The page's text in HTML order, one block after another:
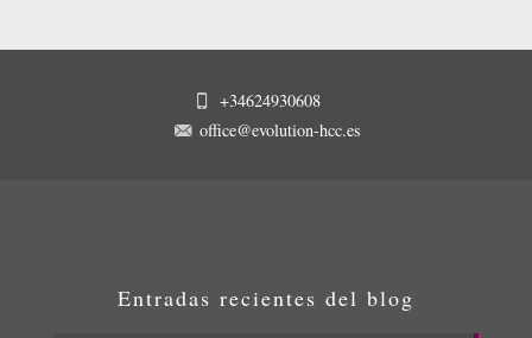
+34624930608
office@evolution-hcc.es
Entradas recientes del blog